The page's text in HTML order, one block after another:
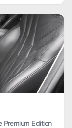
Premium Edition